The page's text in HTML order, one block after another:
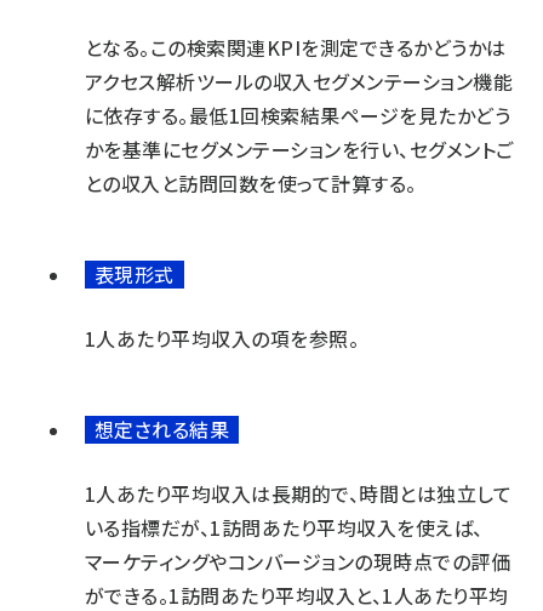
となる。この検索関連KPIを測定できるかどうかは
アクセス解析ツールの収入セグメンテーション機能
に依存する。最低1回検索結果ページを見たかどう
かを基準にセグメンテーションを行い、セグメントご
との収入と訪問回数を使って計算する。
表現形式
1人あたり平均収入の項を参照。
想定される結果
1人あたり平均収入は長期的で、時間とは独立して
いる指標だが、1訪問あたり平均収入を使えば、
マーケティングやコンバージョンの現時点での評価
ができる。1訪問あたり平均収入と、1人あたり平均